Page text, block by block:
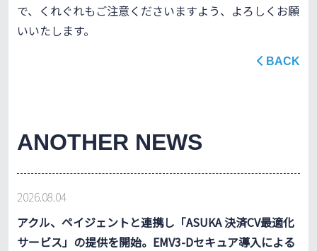
で、くれぐれもご注意くださいますよう、よろしくお願
いいたします。
BACK
ANOTHER NEWS
2026.08.04
アクル、ペイジェントと連携し「ASUKA 決済CV最適化
サービス」の提供を開始。EMV3-Dセキュア導入による